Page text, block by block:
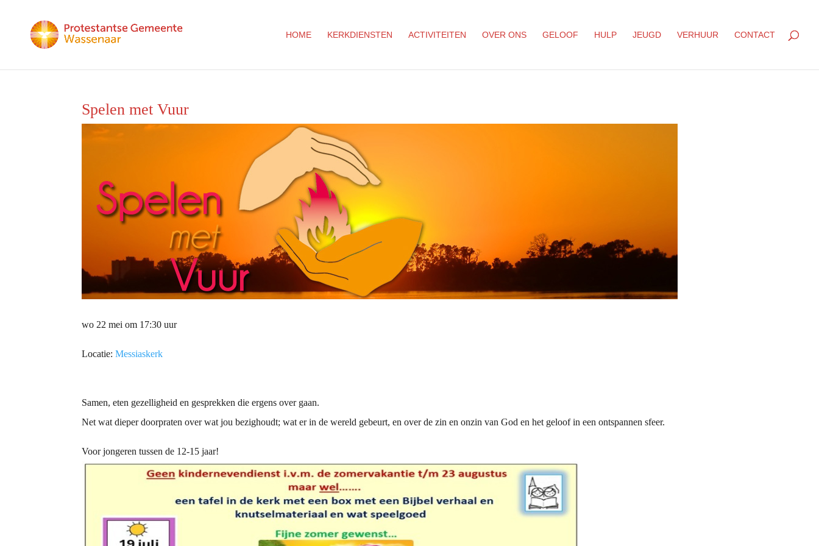
HOME KERKDIENSTEN ACTIVITEITEN OVER ONS GELOOF HULP JEUGD VERHUUR CONTACT
Spelen met Vuur
wo 22 mei om 17:30 uur
Locatie:Messiaskerk
Samen, eten gezelligheid en gesprekken die ergens over gaan.
Net wat dieper doorpraten over wat jou bezighoudt; wat er in de wereld gebeurt, en over de zin en onzin van God en het geloof in een ontspannen sfeer.
Voor jongeren tussen de 12-15 jaar!